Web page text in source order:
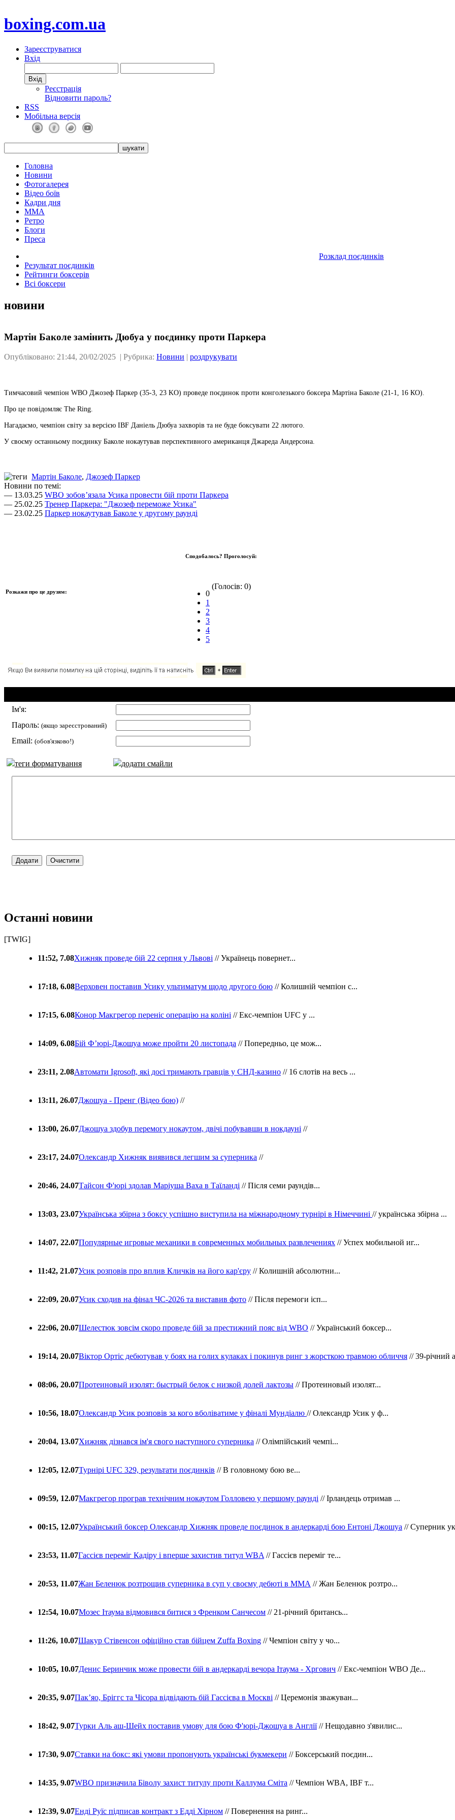
boxing.com.ua
Зареєструватися
Вхід
Реєстрація
Відновити пароль?
RSS
Мобільна версія
Головна
Новини
Фотогалерея
Відео боїв
Кадри дня
ММА
Ретро
Блоги
Преса
Розклад поєдинків
Результат поєдинків
Рейтинги боксерів
Всі боксери
новини
Мартін Баколе замінить Дюбуа у поєдинку проти Паркера
Опубліковано: 21:44, 20/02/2025 | Рубрика: Новини | роздрукувати
Тимчасовий чемпіон WBO Джозеф Паркер (35-3, 23 KO) проведе поєдинок проти конголезького боксера Мартіна Баколе (21-1, 16 КО).
Про це повідомляє The Ring.
Нагадаємо, чемпіон світу за версією IBF Даніель Дюбуа захворів та не буде боксувати 22 лютого.
У своєму останньому поєдинку Баколе нокаутував перспективного американця Джареда Андерсона.
Мартін Баколе, Джозеф Паркер
Новини по темі:
— 13.03.25 WBO зобовʼязала Усика провести бій проти Паркера
— 25.02.25 Тренер Паркера: "Джозеф переможе Усика"
— 23.02.25 Паркер нокаутував Баколе у другому раунді
Розкажи про це друзям:
Сподобалось? Проголосуй:
0
1
2
3
4
5
(Голосів: 0)
Ім'я:
Пароль: (якщо зареєстрований)
Email: (обов'язково!)
теги форматування додати смайли
Останні новини
[TWIG]
11:52, 7.08Хижняк проведе бій 22 серпня у Львові // Українець повернет...
17:18, 6.08Верховен поставив Усику ультиматум щодо другого бою // Колишній чемпіон с...
17:15, 6.08Конор Макгрегор переніс операцію на коліні // Екс-чемпіон UFC у ...
14:09, 6.08Бій Ф’юрі-Джошуа може пройти 20 листопада // Попередньо, це мож...
23:11, 2.08Автомати Igrosoft, які досі тримають гравців у СНД-казино // 16 слотів на весь ...
13:11, 26.07Джошуа - Пренг (Відео бою) //
13:00, 26.07Джошуа здобув перемогу нокаутом, двічі побувавши в нокдауні //
23:17, 24.07Олександр Хижняк виявився легшим за суперника //
20:46, 24.07Тайсон Ф'юрі здолав Маріуша Ваха в Таїланді // Після семи раундів...
13:03, 23.07Українська збірна з боксу успішно виступила на міжнародному турнірі в Німеччині // українська збірна ...
14:07, 22.07Популярные игровые механики в современных мобильных развлечениях // Успех мобильной иг...
11:42, 21.07Усик розповів про вплив Кличків на його кар'єру // Колишній абсолютни...
22:09, 20.07Усик сходив на фінал ЧС-2026 та виставив фото // Після перемоги ісп...
22:06, 20.07Шелестюк зовсім скоро проведе бій за престижний пояс від WBO // Український боксер...
19:14, 20.07Віктор Ортіс дебютував у боях на голих кулаках і покинув ринг з жорсткою травмою обличчя // 39-річний
08:06, 20.07Протеиновый изолят: быстрый белок с низкой долей лактозы // Протеиновый изолят...
10:56, 18.07Олександр Усик розповів за кого вболіватиме у фіналі Мундіалю // Олександр Усик у ф...
20:04, 13.07Хижняк дізнався ім'я свого наступного суперника // Олімпійський чемпі...
12:05, 12.07Турнірі UFC 329, результати поєдинків // В головному бою ве...
09:59, 12.07Макгрегор програв технічним нокаутом Голловею у першому раунді // Ірландець отримав ...
00:15, 12.07Український боксер Олександр Хижняк проведе поєдинок в андеркарді бою Ентоні Джошуа // Суперник
23:53, 11.07Гассієв переміг Кадіру і вперше захистив титул WBA // Гассієв переміг те...
20:53, 11.07Жан Беленюк розтрощив суперника в суп у своєму дебюті в ММА // Жан Беленюк розтро...
12:54, 10.07Мозес Ітаума відмовився битися з Френком Санчесом // 21-річний британсь...
11:26, 10.07Шакур Стівенсон офіційно став бійцем Zuffa Boxing // Чемпіон світу у чо...
10:05, 10.07Денис Беринчик може провести бій в андеркарді вечора Ітаума - Хргович // Екс-чемпіон WBO Де...
20:35, 9.07Пакʼяо, Бріггс та Чісора відвідають бій Гассієва в Москві // Церемонія зважуван...
18:42, 9.07Турки Аль аш-Шейх поставив умову для бою Ф'юрі-Джошуа в Англії// Нещодавно з'явилис...
17:30, 9.07Ставки на бокс: які умови пропонують українські букмекери // Боксерський поєдин...
14:35, 9.07WBO призначила Біволу захист титулу проти Каллума Сміта // Чемпіон WBA, IBF т...
12:39, 9.07Енді Руїс підписав контракт з Едді Хірном // Повернення на ринг...